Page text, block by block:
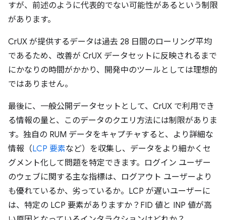
すが、前述のように代表的でない可能性があるという制限
があります。
CrUX が提供するデータは過去 28 日間のローリング平均
であるため、改善が CrUX データセットに反映されるまで
にかなりの時間がかかり、開発中のツールとしては理想的
ではありません。
最後に、一般公開データセットとして、CrUX で利用でき
る情報の量と、このデータのクエリ方法には制限がありま
す。独自の RUM データをキャプチャすると、より詳細な
情報（LCP 要素など）を収集し、データをより細かくセ
グメント化して問題を特定できます。ログイン ユーザー
のウェブに関する主な指標は、ログアウト ユーザーより
も優れているか、劣っているか。LCP が遅いユーザーに
は、特定の LCP 要素がありますか？FID 値と INP 値が高